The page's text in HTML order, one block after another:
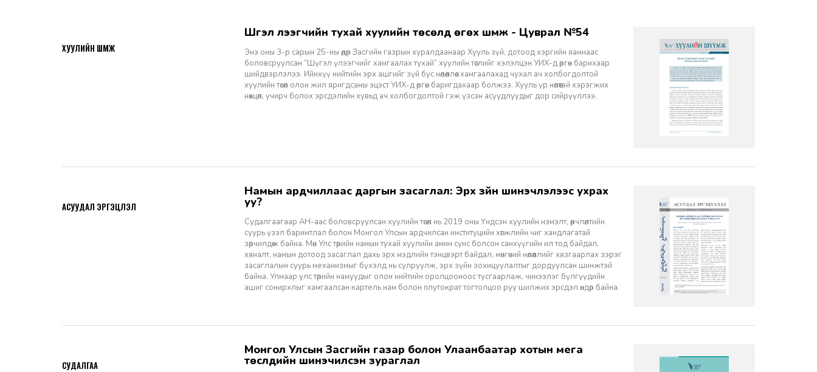
Шүгэл үлээгчийн тухай хуулийн төсөлд өгөх шүүмж - Цуврал №54
Энэ оны 3-р сарын 25-ны өдөр Засгийн газрын хуралдаанаар Хууль зүй, дотоод хэргийн яамнаас
боловсруулсан “Шүгэл үлээгчийг хамгаалах тухай” хуулийн төслийг хэлэлцэн УИХ-д өргөн барихаар
шийдвэрлэлээ. Ийнхүү нийтийн эрх ашгийг зүй бус нөлөөллөөс хамгаалахад чухал ач холбогдолтой
хуулийн төсөл олон жил яригдсаны эцэст УИХ-д өргөн баригдахаар болжээ. Хууль үр нөлөөтэй хэрэгжих
нөхцөл, учирч болох эрсдэлийн хувьд ач холбогдолтой гэж үзсэн асуудлуудыг дор сийрүүллээ.
ХУУЛИЙН ШҮҮМЖ
Намын ардчиллаас даргын засаглал: Эрх зүйн шинэчлэлээс ухрах
уу?
Судалгаагаар АН-аас боловсруулсан хуулийн төсөл нь 2019 оны Үндсэн хуулийн нэмэлт, өөрчлөлтийн
суурь үзэл баримтлал болон Монгол Улсын ардчилсан институцийн хөгжлийн чиг хандлагатай
зөрчилдөж байна. Мөн Улс төрийн намын тухай хуулийн амин сүнс болсон санхүүгийн ил тод байдал,
хяналт, намын дотоод засаглал дахь эрх мэдлийн тэнцвэрт байдал, мөнгөний нөлөөллийг хязгаарлах зэрэг
засаглалын суурь механизмыг бүхэлд нь сулруулж, эрх зүйн зохицуулалтыг дордуулсан шинжтэй
байна. Улмаар улс төрийн намуудыг олон нийтийн оролцооноос тусгаарлаж, чинээлэг бүлгүүдийн
ашиг сонирхлыг хамгаалсан картель нам болон плутократ тогтолцоо руу шилжих эрсдэл өндөр байна.
АСУУДАЛ ЭРГЭЦҮҮЛЭЛ
Монгол Улсын Засгийн газар болон Улаанбаатар хотын мега
төслүүдийн шинэчилсэн зураглал
СУДАЛГАА